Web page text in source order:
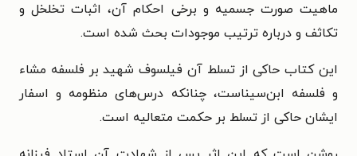
ماهیت صورت جسمیه و برخی احکام آن، اثبات تخلخل و
تکاثف و درباره ترتیب موجودات بحث شده است.
این کتاب حاکی از تسلط آن فیلسوف شهید بر فلسفه مشاء
و فلسفه ابن‌سیناست، چنانکه درس‌های منظومه و اسفار
ایشان حاکی از تسلط بر حکمت متعالیه است.